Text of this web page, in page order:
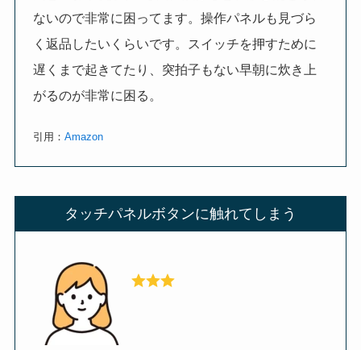
ないので非常に困ってます。操作パネルも見づら
く返品したいくらいです。スイッチを押すために
遅くまで起きてたり、突拍子もない早朝に炊き上
がるのが非常に困る。
引用：Amazon
タッチパネルボタンに触れてしまう